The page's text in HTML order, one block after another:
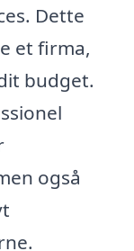
Dette
et firma,
budget.
også